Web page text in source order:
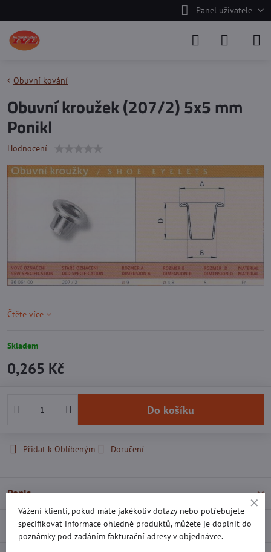
Panel uživatele
Obuvní kování
Obuvní kroužek (207/2) 5x5 mm
Ponikl
Hodnocení
Čtěte více
Skladem
0,265 Kč
Do košíku
Přidat k Oblíbeným Doručení
Popis
Recenze 0
Vážení klienti, pokud máte jakékoliv dotazy nebo potřebujete
specifikovat informace ohledně produktů, můžete je doplnit do
poznámky pod zadáním fakturační adresy v objednávce.